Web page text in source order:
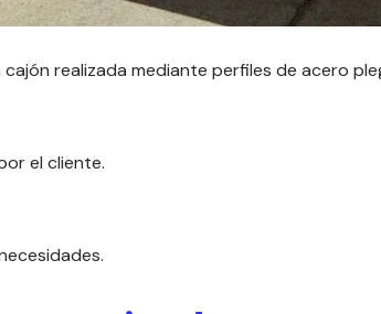
realizada mediante perfiles de acero
el cliente.